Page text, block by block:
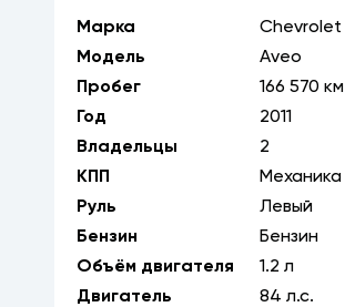
Марка
Chevrolet
Модель
Aveo
Пробег
166 570 км
Год
2011
Владельцы
2
КПП
Механика
Руль
Левый
Бензин
Бензин
Объём двигателя
1.2 л
Двигатель
84 л.с.